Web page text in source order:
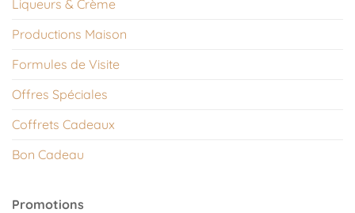
Liqueurs & Crème
Productions Maison
Formules de Visite
Offres Spéciales
Coffrets Cadeaux
Bon Cadeau
Promotions